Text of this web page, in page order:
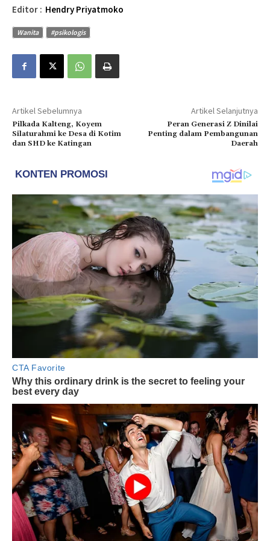
Editor : Hendry Priyatmoko
Wanita #psikologis
Artikel Sebelumnya
Pilkada Kalteng, Koyem
Silaturahmi ke Desa di Kotim
dan SHD ke Katingan
Artikel Selanjutnya
Peran Generasi Z Dinilai
Penting dalam Pembangunan
Daerah